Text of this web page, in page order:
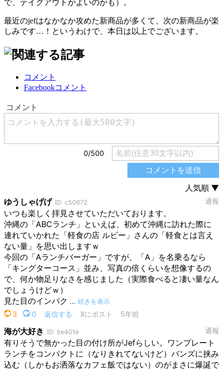
で、テイクアウトがよいのかも）。
最近のjefはなかなか攻めた新商品が多くて、次の新商品が楽
しみです…！というわけで、本日は以上でございます。
コメント
Facebookコメント